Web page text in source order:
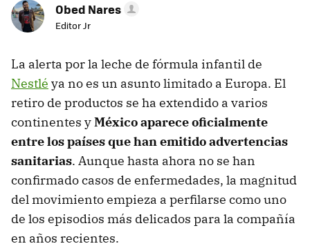
Obed Nares
Editor Jr
La alerta por la leche de fórmula infantil de
Nestlé ya no es un asunto limitado a Europa. El
retiro de productos se ha extendido a varios
continentes yMéxico aparece oficialmente
entre los países que han emitido advertencias
sanitarias. Aunque hasta ahora no se han
confirmado casos de enfermedades, la magnitud
del movimiento empieza a perfilarse como uno
de los episodios más delicados para la compañía
en años recientes.